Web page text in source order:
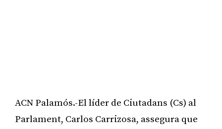
ACN Palamós.-El líder de Ciutadans (Cs) al
Parlament, Carlos Carrizosa, assegura que